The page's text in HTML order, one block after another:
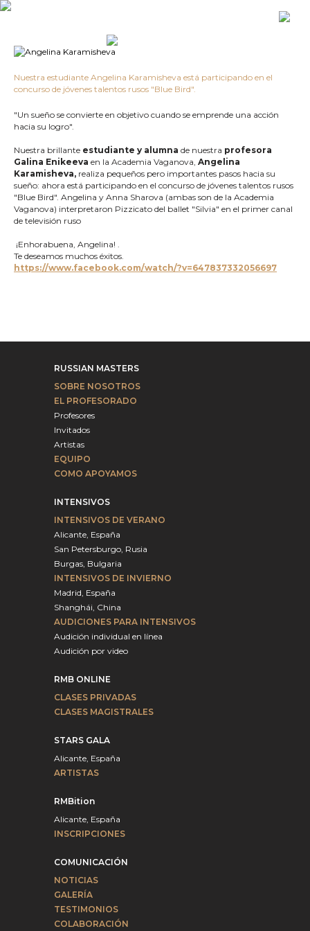
Nuestra estudiante Angelina Karamisheva está participando en el
concurso de jóvenes talentos rusos "Blue Bird".
"Un sueño se convierte en objetivo cuando se emprende una acción
hacia su logro".
Nuestra brillante estudiante y alumna de nuestra profesora
Galina Enikeeva en la Academia Vaganova, Angelina
Karamisheva, realiza pequeños pero importantes pasos hacia su
sueño: ahora está participando en el concurso de jóvenes talentos rusos
"Blue Bird". Angelina y Anna Sharova (ambas son de la Academia
Vaganova) interpretaron Pizzicato del ballet "Silvia" en el primer canal
de televisión ruso
¡Enhorabuena, Angelina! .
Te deseamos muchos éxitos.
https://www.facebook.com/watch/?v=647837332056697
RUSSIAN MASTERS
SOBRE NOSOTROS
EL PROFESORADO
Profesores
Invitados
Artistas
EQUIPO
COMO APOYAMOS
INTENSIVOS
INTENSIVOS DE VERANO
Alicante, España
San Petersburgo, Rusia
Burgas, Bulgaria
INTENSIVOS DE INVIERNO
Madrid, España
Shanghái, China
AUDICIONES PARA INTENSIVOS
Audición individual en línea
Audición por video
RMB ONLINE
CLASES PRIVADAS
CLASES MAGISTRALES
STARS GALA
Alicante, España
ARTISTAS
RMBition
Alicante, España
INSCRIPCIONES
COMUNICACIÓN
NOTICIAS
GALERÍA
TESTIMONIOS
COLABORACIÓN